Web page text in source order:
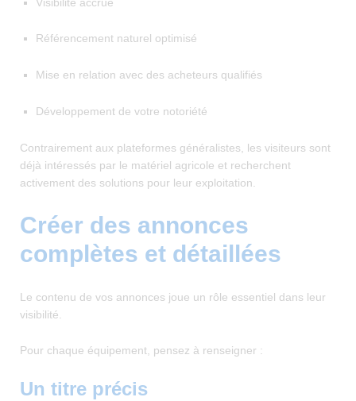
Référencement naturel optimisé
Mise en relation avec des acheteurs qualifiés
Développement de votre notoriété
Contrairement aux plateformes généralistes, les visiteurs sont
déjà intéressés par le matériel agricole et recherchent
activement des solutions pour leur exploitation.
Créer des annonces
complètes et détaillées
Le contenu de vos annonces joue un rôle essentiel dans leur
visibilité.
Pour chaque équipement, pensez à renseigner :
Un titre précis